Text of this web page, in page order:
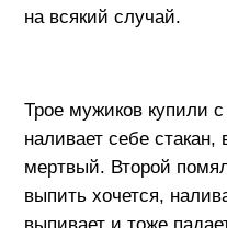
на всякий случай.
Трое мужиков купили
наливает себе стакан,
мертвый. Второй
выпить хочется,